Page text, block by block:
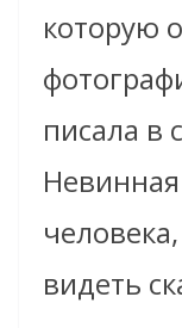
которую
писала в
видеть